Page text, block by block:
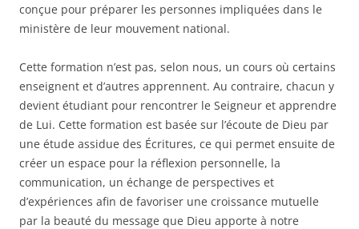
conçue pour préparer les personnes impliquées dans le
ministère de leur mouvement national.
Cette formation n’est pas, selon nous, un cours où certains
enseignent et d’autres apprennent. Au contraire, chacun y
devient étudiant pour rencontrer le Seigneur et apprendre
de Lui. Cette formation est basée sur l’écoute de Dieu par
une étude assidue des Écritures, ce qui permet ensuite de
créer un espace pour la réflexion personnelle, la
communication, un échange de perspectives et
d’expériences afin de favoriser une croissance mutuelle
par la beauté du message que Dieu apporte à notre